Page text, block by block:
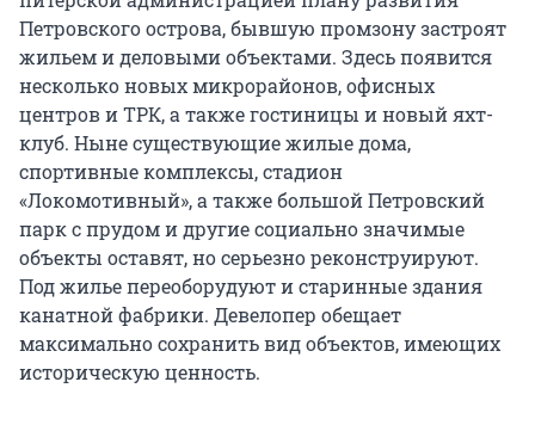
Петровского острова, бывшую промзону застроят
жильем и деловыми объектами. Здесь появится
несколько новых микрорайонов, офисных
центров и ТРК, а также гостиницы и новый яхт-
клуб. Ныне существующие жилые дома,
спортивные комплексы, стадион
«Локомотивный», а также большой Петровский
парк с прудом и другие социально значимые
объекты оставят, но серьезно реконструируют.
Под жилье переоборудуют и старинные здания
канатной фабрики. Девелопер обещает
максимально сохранить вид объектов, имеющих
историческую ценность.